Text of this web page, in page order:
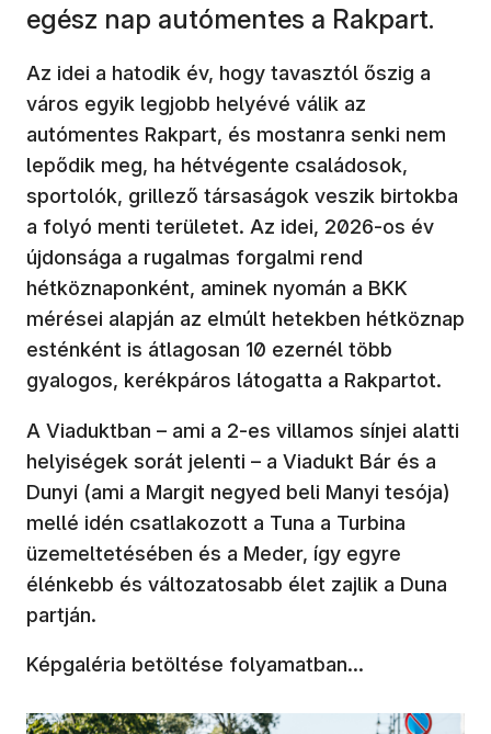
egész nap autómentes a Rakpart.
Az idei a hatodik év, hogy tavasztól őszig a
város egyik legjobb helyévé válik az
autómentes Rakpart, és mostanra senki nem
lepődik meg, ha hétvégente családosok,
sportolók, grillező társaságok veszik birtokba
a folyó menti területet. Az idei, 2026-os év
újdonsága a rugalmas forgalmi rend
hétköznaponként, aminek nyomán a BKK
mérései alapján az elmúlt hetekben hétköznap
esténként is átlagosan 10 ezernél több
gyalogos, kerékpáros látogatta a Rakpartot.
A Viaduktban – ami a 2-es villamos sínjei alatti
helyiségek sorát jelenti – a Viadukt Bár és a
Dunyi (ami a Margit negyed beli Manyi tesója)
mellé idén csatlakozott a Tuna a Turbina
üzemeltetésében és a Meder, így egyre
élénkebb és változatosabb élet zajlik a Duna
partján.
Képgaléria betöltése folyamatban...